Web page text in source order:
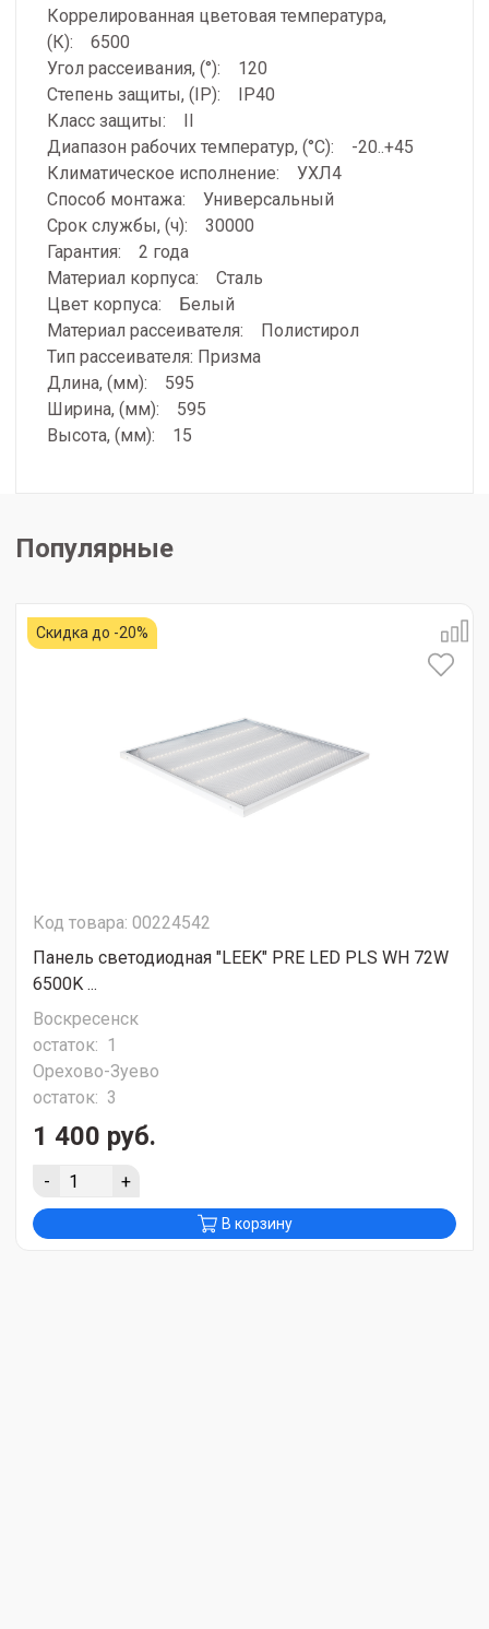
Коррелированная цветовая температура,
(К): 6500
Угол рассеивания, (°): 120
Степень защиты, (IP): IP40
Класс защиты: II
Диапазон рабочих температур, (°С): -20..+45
Климатическое исполнение: УХЛ4
Способ монтажа: Универсальный
Срок службы, (ч): 30000
Гарантия: 2 года
Материал корпуса: Сталь
Цвет корпуса: Белый
Материал рассеивателя: Полистирол
Тип рассеивателя: Призма
Длина, (мм): 595
Ширина, (мм): 595
Высота, (мм): 15
Популярные
Скидка до -20%
Код товара: 00224542
Панель светодиодная "LEEK" PRE LED PLS WH 72W
6500K ...
Воскресенск
остаток: 1
Орехово-Зуево
остаток: 3
1 400 руб.
- +
В корзину